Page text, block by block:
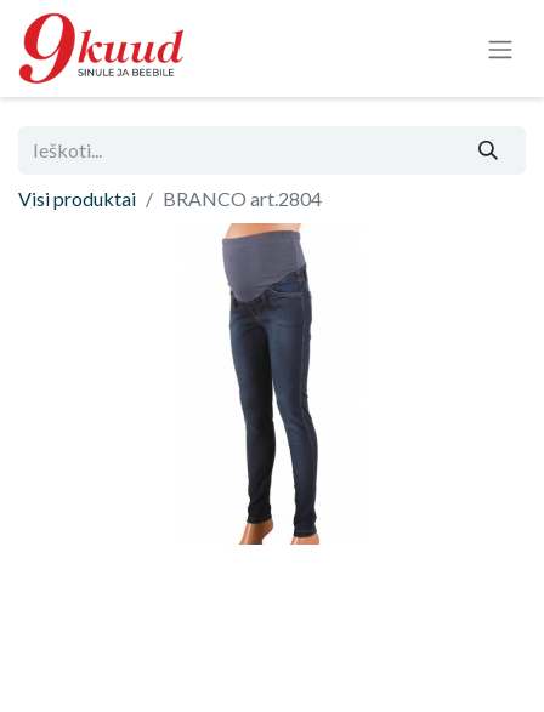
Visi produktai BRANCO art.2804